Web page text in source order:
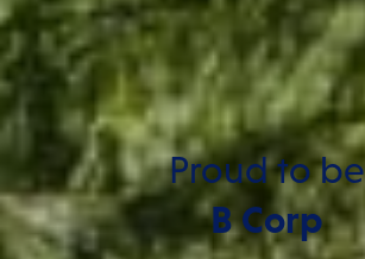
Proud to be
B Corp